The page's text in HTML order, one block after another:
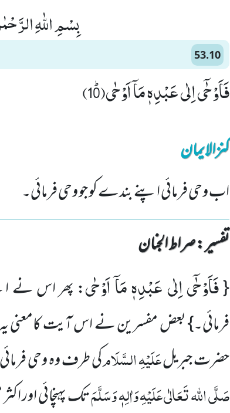
بِسْمِ اللّٰهِ
53.10
فَاَوْحٰۤى اِلٰى عَبْدِهٖ مَاۤ اَوْحٰىﭤ(10)
کنزالایمان
اب وحی فرمائی اپنے بندے کو جو وحی فرمائی۔
تفسیر : ‎صراط الجنان
{فَاَوْحٰۤى اِلٰى عَبْدِهٖ مَاۤ اَوْحٰى: پھر اس نے
فرمائی۔} بعض مفسرین نے اس آیت کامعنی یہ
حضرت جبریلعَلَیْہِ السَّلَامکی طرف وہ وحی
صَلَّی اللہ تَعَالٰی عَلَیْہِوَاٰلِہٖ وَسَلَّمَتک پہنچائی اور